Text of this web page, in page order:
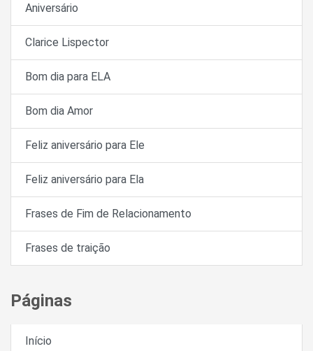
Aniversário
Clarice Lispector
Bom dia para ELA
Bom dia Amor
Feliz aniversário para Ele
Feliz aniversário para Ela
Frases de Fim de Relacionamento
Frases de traição
Páginas
Início